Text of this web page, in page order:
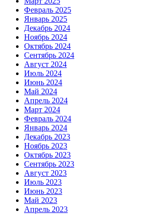
Февраль 2025
Январь 2025
Декабрь 2024
Ноябрь 2024
Октябрь 2024
Сентябрь 2024
Август 2024
Июль 2024
Июнь 2024
Май 2024
Апрель 2024
Март 2024
Февраль 2024
Январь 2024
Декабрь 2023
Ноябрь 2023
Октябрь 2023
Сентябрь 2023
Август 2023
Июль 2023
Июнь 2023
Май 2023
Апрель 2023